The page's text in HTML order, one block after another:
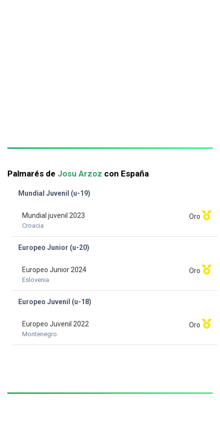
Palmarés de Josu Arzoz con España
Mundial Juvenil (u-19)
Mundial juvenil 2023
Croacia
Oro
Europeo Junior (u-20)
Europeo Junior 2024
Eslovenia
Oro
Europeo Juvenil (u-18)
Europeo Juvenil 2022
Montenegro
Oro